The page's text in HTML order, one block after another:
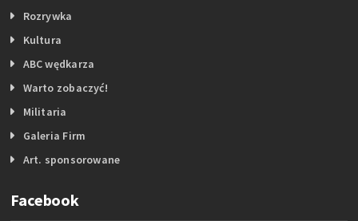
Rozrywka
Kultura
ABC wędkarza
Warto zobaczyć!
Militaria
Galeria Firm
Art. sponsorowane
Facebook